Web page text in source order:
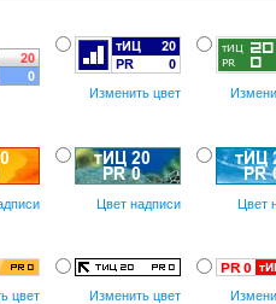
Изменить цвет
Цвет надписи Цвет
цвет Изменить цвет